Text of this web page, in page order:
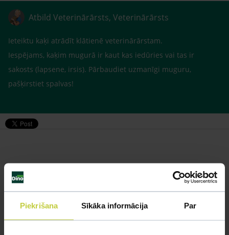
Piekrišana Sīkāka informācija Par
Atbild Veterinārārsts, Veterinārārsts
Ieteiktu kaķi atrādīt klātienē veterinārārstam.
Iespējams, kaķim mugurā ir kaut kas iedūries vai tas ir
sakosts (lapsene, irsis). Pārbaudiet uzmanīgi muguru,
pašķirstiet spalvas!
Līdzīgi jautājumi
UZDOT JAUTĀJUMU